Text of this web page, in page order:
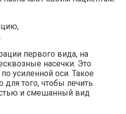
первого вида, на
насечки. Это
усиленной оси. Такое
для того, чтобы лечить
и смешанный вид